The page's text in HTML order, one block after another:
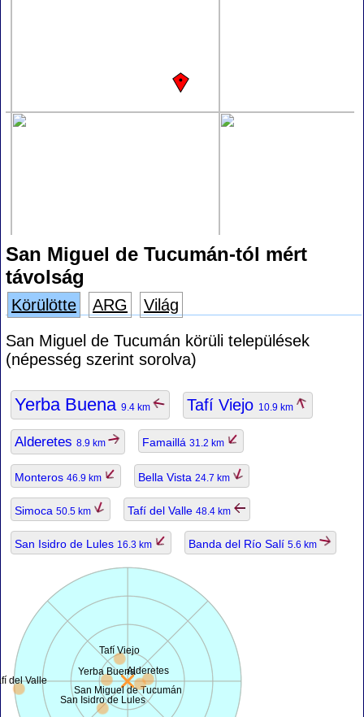
San Miguel de Tucumán-tól mért
távolság
Körülötte ARG
Világ
San Miguel de Tucumán körüli települések
(népesség szerint sorolva)
Yerba Buena 9.4 km Tafí Viejo 10.9 km
Alderetes 8.9 km Famaillá 31.2 km
Monteros 46.9 km Bella Vista 24.7 km
Simoca 50.5 km Tafí del Valle 48.4 km
San Isidro de Lules 16.3 km Banda del Río Salí 5.6 km
San Miguel de Tucumán
Yerba Buena
Tafí Viejo
Alderetes
del Valle
San Isidro de Lules